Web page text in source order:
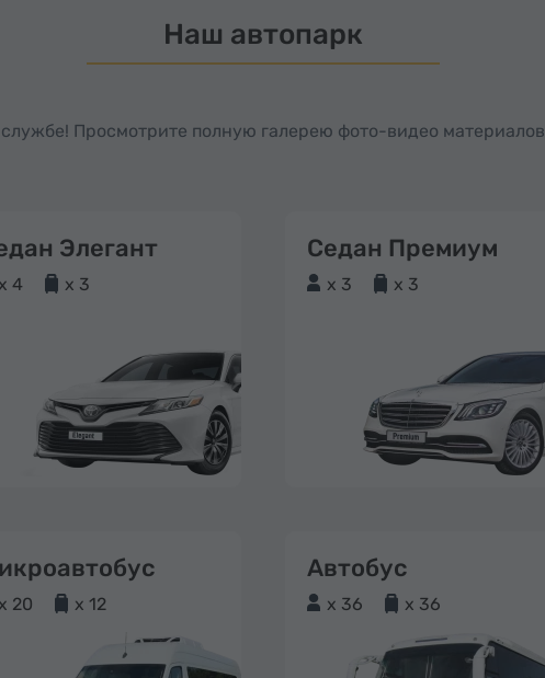
Наш автопарк
Просмотрите полную галерею фото-видео материалов
Элегант
4 x 3
Седан Премиум
x 3 x 3
20 x 12
Автобус
x 36 x 36